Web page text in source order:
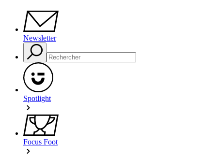
Newsletter
Spotlight
Focus Foot